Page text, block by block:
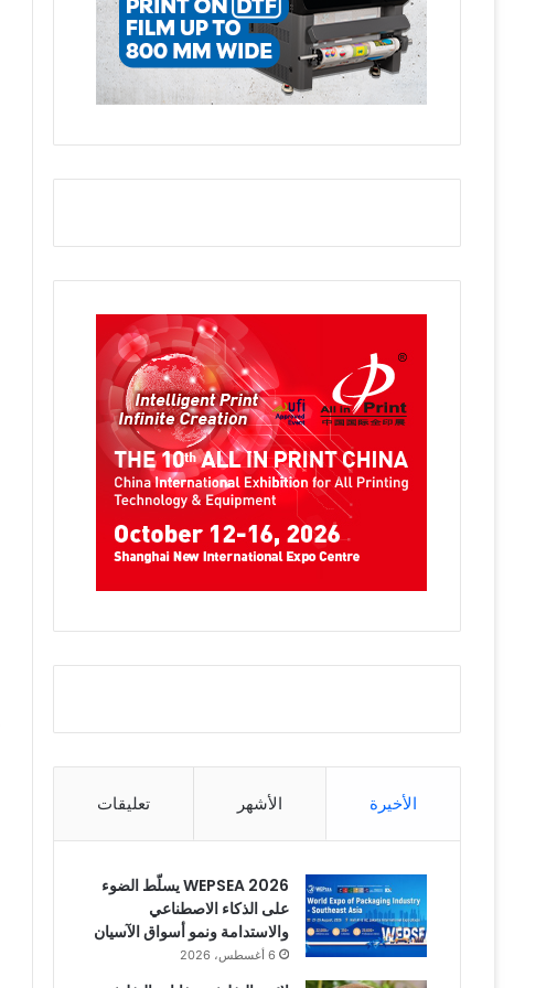
الأخيرة
الأشهر تعليقات
WEPSEA 2026 يسلّط الضوء
على الذكاء الاصطناعي
والاستدامة ونمو أسواق الآسيان
6 أغسطس، 2026